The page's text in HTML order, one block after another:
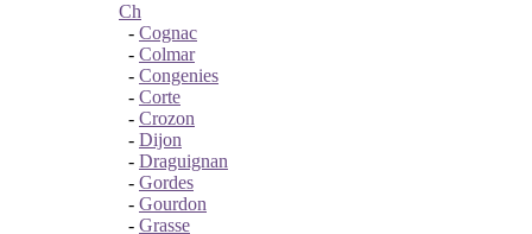
Ch
- Cognac
- Colmar
- Congenies
- Corte
- Crozon
- Dijon
- Draguignan
- Gordes
- Gourdon
- Grasse